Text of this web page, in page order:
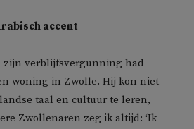
accent
zijn verblijfsvergunning had
woning in Zwolle. Hij kon niet
taal en cultuur te leren,
Zwollenaren zeg ik altijd: ‘Ik